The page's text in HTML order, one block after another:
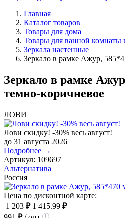
Главная
Каталог товаров
Товары для дома
Товары для ванной комнаты
Зеркала настенные
Зеркало в рамке Ажур,
Зеркало в рамке
темно-коричневое
ЛОВИ
Лови скидку! -30% весь август!
до 31 августа 2026
Подробнее →
Артикул: 109697
Альтернатива
Россия
Цена по дисконтной карте:
1 203 ₽ 1 415.99 ₽